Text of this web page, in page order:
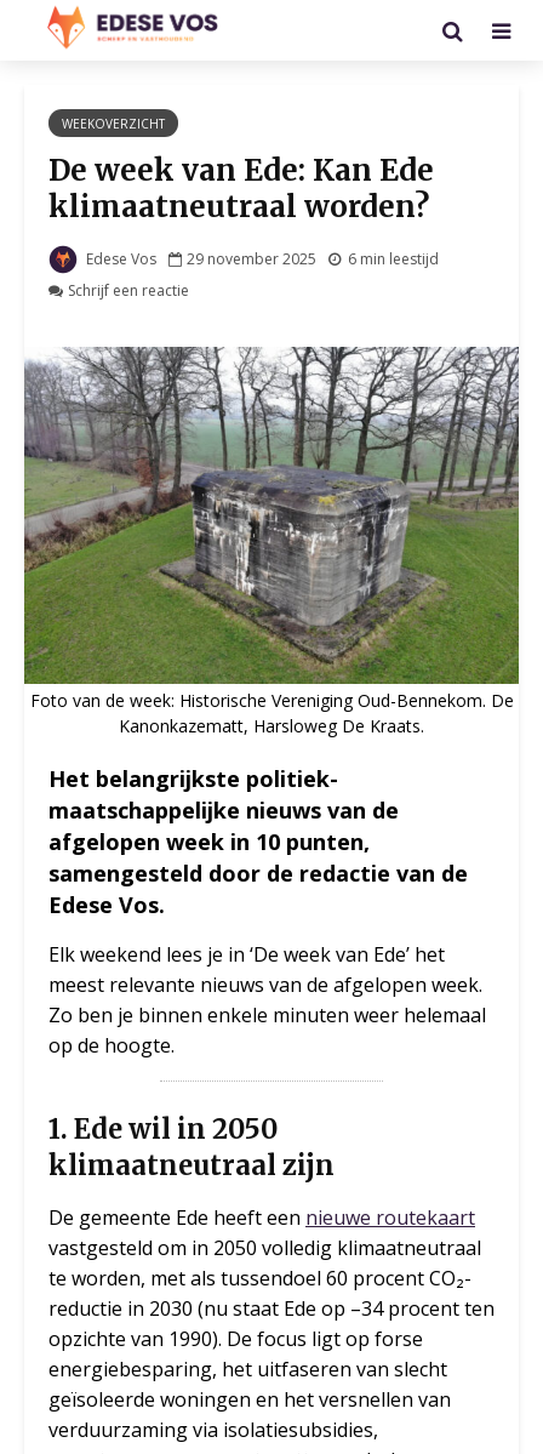
WEEKOVERZICHT
De week van Ede: Kan Ede
klimaatneutraal worden?
Edese Vos 29 november 2025
6 min leestijd
Schrijf een reactie
Foto van de week: Historische Vereniging Oud-Bennekom. De
Kanonkazematt, Harsloweg De Kraats.
Het belangrijkste politiek-
maatschappelijke nieuws van de
afgelopen week in 10 punten,
samengesteld door de redactie van de
Edese Vos.
Elk weekend lees je in ‘De week van Ede’ het
meest relevante nieuws van de afgelopen week.
Zo ben je binnen enkele minuten weer helemaal
op de hoogte.
1. Ede wil in 2050
klimaatneutraal zijn
De gemeente Ede heeft een nieuwe routekaart
vastgesteld om in 2050 volledig klimaatneutraal
te worden, met als tussendoel 60 procent CO₂-
reductie in 2030 (nu staat Ede op –34 procent ten
opzichte van 1990). De focus ligt op forse
energiebesparing, het uitfaseren van slecht
geïsoleerde woningen en het versnellen van
verduurzaming via isolatiesubsidies,